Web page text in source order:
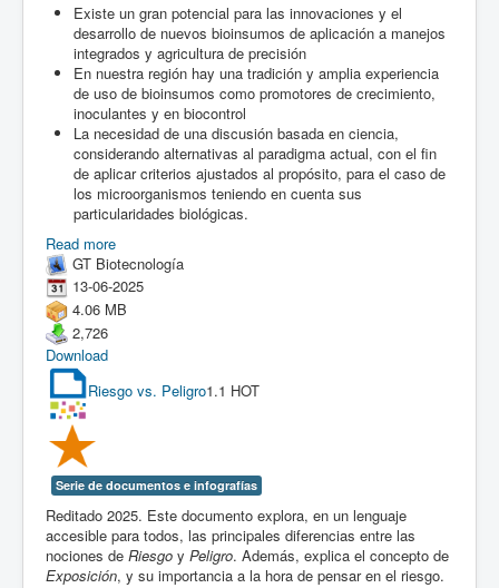
Existe un gran potencial para las innovaciones y el
desarrollo de nuevos bioinsumos de aplicación a manejos
integrados y agricultura de precisión
En nuestra región hay una tradición y amplia experiencia
de uso de bioinsumos como promotores de crecimiento,
inoculantes y en biocontrol
La necesidad de una discusión basada en ciencia,
considerando alternativas al paradigma actual, con el fin
de aplicar criterios ajustados al propósito, para el caso de
los microorganismos teniendo en cuenta sus
particularidades biológicas.
Read more
GT Biotecnología
13-06-2025
4.06 MB
2,726
Download
Riesgo vs. Peligro1.1 HOT
Serie de documentos e infografías
Reditado 2025. Este documento explora, en un lenguaje
accesible para todos, las principales diferencias entre las
nociones de Riesgo y Peligro. Además, explica el concepto de
Exposición, y su importancia a la hora de pensar en el riesgo.